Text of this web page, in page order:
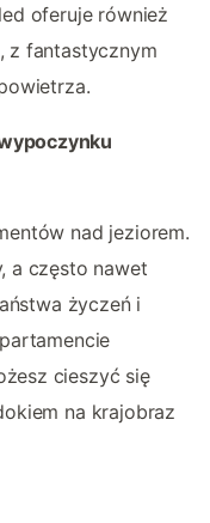
oferuje również
z fantastycznym
nad jeziorem.
a często nawet
życzeń i
cieszyć się
na krajobraz